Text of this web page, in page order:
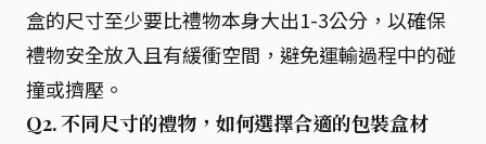
盒的尺寸至少要比禮物本身大出1-3公分，以確保
禮物安全放入且有緩衝空間，避免運輸過程中的碰
撞或擠壓。
Q2. 不同尺寸的禮物，如何選擇合適的包裝盒材